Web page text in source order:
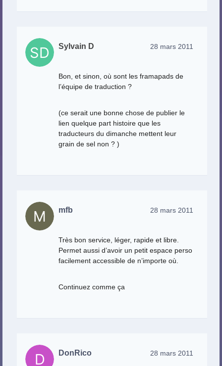
Sylvain D 28 mars 2011
Bon, et sinon, où sont les framapads de
l’équipe de traduction ?
(ce serait une bonne chose de publier le
lien quelque part histoire que les
traducteurs du dimanche mettent leur
grain de sel non ? )
mfb 28 mars 2011
Très bon service, léger, rapide et libre.
Permet aussi d’avoir un petit espace perso
facilement accessible de n’importe où.
Continuez comme ça
DonRico 28 mars 2011